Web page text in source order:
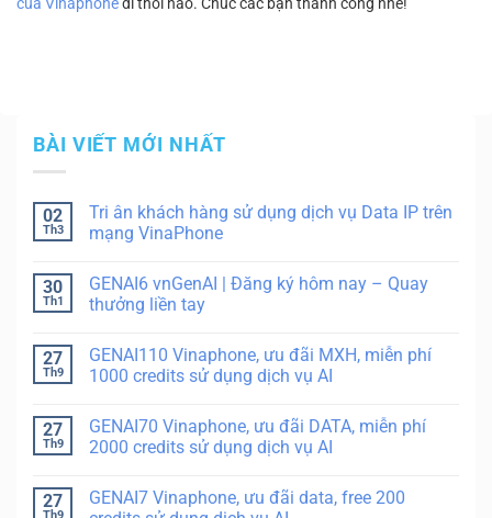
của Vinaphoneđi thôi nào. Chúc các bạn thành công nhé!
BÀI VIẾT MỚI NHẤT
02
Th3
Tri ân khách hàng sử dụng dịch vụ Data IP trên
mạng VinaPhone
30
Th1
GENAI6 vnGenAI | Đăng ký hôm nay – Quay
thưởng liền tay
27
Th9
GENAI110 Vinaphone, ưu đãi MXH, miễn phí
1000 credits sử dụng dịch vụ AI
27
Th9
GENAI70 Vinaphone, ưu đãi DATA, miễn phí
2000 credits sử dụng dịch vụ AI
27
GENAI7 Vinaphone, ưu đãi data, free 200